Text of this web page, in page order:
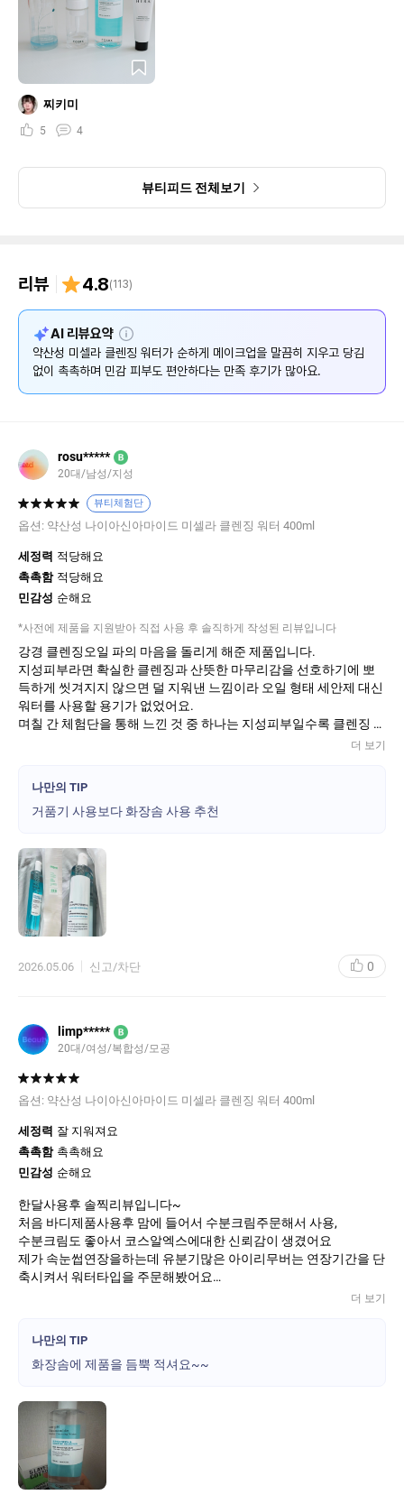
찌키미
5 4
뷰티피드 전체보기
리뷰 4.8(113)
AI 리뷰요약 설
명
약산성 미셀라 클렌징 워터가 순하게 메이크업을 말끔히 지우고 당김
없이 촉촉하며 민감 피부도 편안하다는 만족 후기가 많아요.
rosu***** B
20대/남성/지성
뷰티체험단
옵션: 약산성 나이아신아마이드 미셀라 클렌징 워터 400ml
세정력 적당해요
촉촉함 적당해요
민감성 순해요
*사전에 제품을 지원받아 직접 사용 후 솔직하게 작성된 리뷰입니다
강경 클렌징오일 파의 마음을 돌리게 해준 제품입니다.
지성피부라면 확실한 클렌징과 산뜻한 마무리감을 선호하기에 뽀
득하게 씻겨지지 않으면 덜 지워낸 느낌이라 오일 형태 세안제 대신
워터를 사용할 용기가 없었어요.
며칠 간 체험단을 통해 느낀 것 중 하나는 지성피부일수록 클렌징 워
품 등을 닦아내줍니다. 씻어낼 필요가 없고 더군다나 대용량이라 화
장솜에 흠뻑 젹셔 귀 뒤, 목, 가슴 부근같이 씻을 때 손이 잘 가지 않
하고 싶은 건 메이크업 지우는 세안용 아닌 활용 방법으로 자기 전에
기초가 너무 무겁게 올라왔다 싶을 때나 마지막 스킨 케어 후 시간이
흘러 피지가 너무 올라왔다 싶을 때 가볍게 닦아주는 것입니다. 그
러면 다시 보송한 상태로 잠들 수 있습니다. 세정력에 대해선 저는
포인트 메이크업을 할 일이 드물지만 기본 파우더나 이지워셔블 선
제품은 아주 잘 지워내줍니다.
더 보기
나만의 TIP
거품기 사용보다 화장솜 사용 추천
2026.05.06 신고/차단 0
limp***** B
20대/여성/복합성/모공
옵션: 약산성 나이아신아마이드 미셀라 클렌징 워터 400ml
세정력 잘 지워져요
촉촉함 촉촉해요
민감성 순해요
한달사용후 솔찍리뷰입니다~
처음 바디제품사용후 맘에 들어서 수분크림주문해서 사용,
수분크림도 좋아서 코스알엑스에대한 신뢰감이 생겼어요
제가 속눈썹연장을하는데 유분기많은 아이리무버는 연장기간을 단
축시켜서 워터타입을 주문해봤어요
결론을 말씀드리면 아이메이크업을 워터프루프 아이라이너로 진하
이크업도 요걸로 지운답니다
화장솜에 워터를 넉넉히 적셔 얼굴전체를 자극안되게 부드럽게 닦
지워주네요~ 계속 재구매예정이고 속눈썹연장하신분들 강추합니
더 보기
나만의 TIP
화장솜에 제품을 듬뿍 적셔요~~